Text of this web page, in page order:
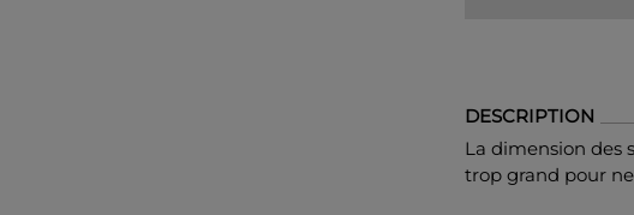
DESCRIPTION
La dimension des
trop grand pour